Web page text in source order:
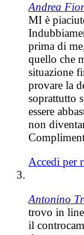
Andrea
MI è
prima di
quello che
situazione
provare la
soprattutto
essere
non
Accedi per
Antonino
trovo in
il